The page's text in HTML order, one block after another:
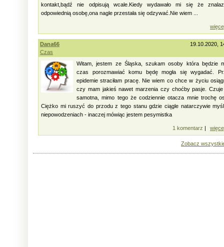
kontakt,bądź nie odpisują wcale.Kiedy wydawało mi się że
odpowiednią osobę,ona nagle przestała się odzywać.Nie wiem ...
Dana66
19.10.2020,
Czas
Witam, jestem ze Śląska, szukam osoby która będzie
czas porozmawiać komu będę mogła się wygadać.
epidemie straciłam pracę. Nie wiem co chce w życiu
czy mam jakieś nawet marzenia czy choćby pasje.
samotna, mimo tego że codziennie otacza mnie trochę
Ciężko mi ruszyć do przodu z tego stanu gdzie ciągle natarczywie
niepowodzeniach - inaczej mówiąc jestem pesymistka
1 komentarz |
Zobacz